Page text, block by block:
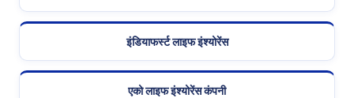
इंडियाफर्स्ट लाइफ इंश्योरेंस
एको लाइफ इंश्योरेंस कंपनी